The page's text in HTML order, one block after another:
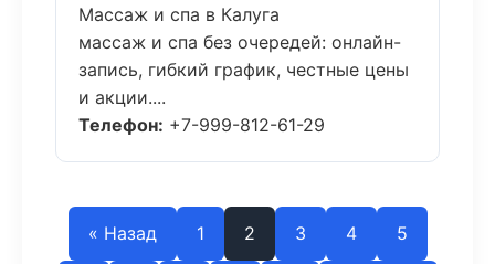
Массаж и спа в Калуга
массаж и спа без очередей: онлайн-
запись, гибкий график, честные цены
и акции....
Телефон: +7-999-812-61-29
« Назад 1 2 3 4 5